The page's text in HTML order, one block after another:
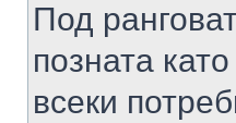
Под
позната
всеки